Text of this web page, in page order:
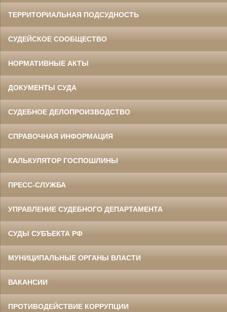
ТЕРРИТОРИАЛЬНАЯ ПОДСУДНОСТЬ
СУДЕЙСКОЕ СООБЩЕСТВО
НОРМАТИВНЫЕ АКТЫ
ДОКУМЕНТЫ СУДА
СУДЕБНОЕ ДЕЛОПРОИЗВОДСТВО
СПРАВОЧНАЯ ИНФОРМАЦИЯ
КАЛЬКУЛЯТОР ГОСПОШЛИНЫ
ПРЕСС-СЛУЖБА
УПРАВЛЕНИЕ СУДЕБНОГО ДЕПАРТАМЕНТА
СУДЫ СУБЪЕКТА РФ
МУНИЦИПАЛЬНЫЕ ОРГАНЫ ВЛАСТИ
ВАКАНСИИ
ПРОТИВОДЕЙСТВИЕ КОРРУПЦИИ